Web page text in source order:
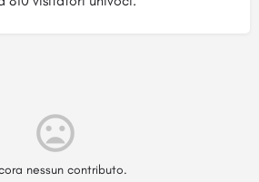
nessun contributo.